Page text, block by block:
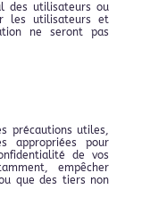
des utilisateurs ou
les utilisateurs et
ne seront pas
précautions utiles,
appropriées pour
de vos
empêcher
que des tiers non